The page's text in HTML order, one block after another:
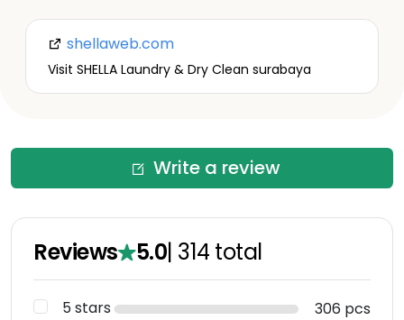
shellaweb.com
Visit SHELLA Laundry & Dry Clean surabaya
Write a review
Reviews 5.0| 314 total
5 stars
306 pcs